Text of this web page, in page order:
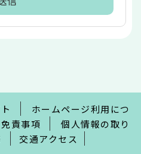
ホームページ利用につ
責事項
個人情報の取り
交通アクセス